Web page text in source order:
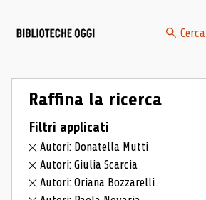
Cerca
Raffina la ricerca
Filtri applicati
Autori: Donatella Mutti
Autori: Giulia Scarcia
Autori: Oriana Bozzarelli